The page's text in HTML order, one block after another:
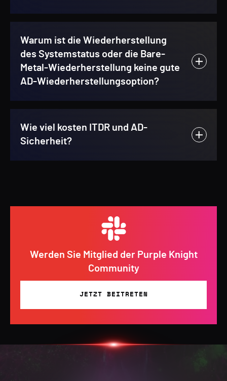
Warum ist die Wiederherstellung
des Systemstatus oder die Bare-
Metal-Wiederherstellung keine gute
AD-Wiederherstellungsoption?
Wie viel kosten ITDR und AD-
Sicherheit?
Werden Sie Mitglied der Purple Knight
Community
JETZT BEITRETEN